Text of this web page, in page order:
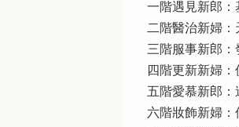
一階遇見新郎：
二階醫治新婦：
三階服事新郎：
四階更新新婦
五階愛慕新郎：
六階妝飾新婦